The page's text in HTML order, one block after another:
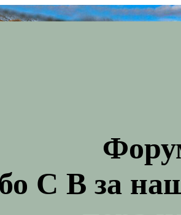
С В за